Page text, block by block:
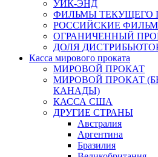
УИК-ЭНД
ФИЛЬМЫ ТЕКУЩЕГО
РОССИЙСКИЕ
ОГРАНИЧЕННЫЙ
ДОЛЯ
Касса мирового проката
МИРОВОЙ ПРОКАТ
МИРОВОЙ ПРОКАТ
КАНАДЫ)
КАССА США
ДРУГИЕ СТРАНЫ
Австралия
Аргентина
Бразилия